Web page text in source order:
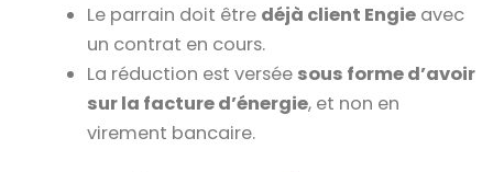
Le parrain doit être déjà client Engie avec
un contrat en cours.
La réduction est versée sous forme d’avoir
sur la facture d’énergie, et non en
virement bancaire.